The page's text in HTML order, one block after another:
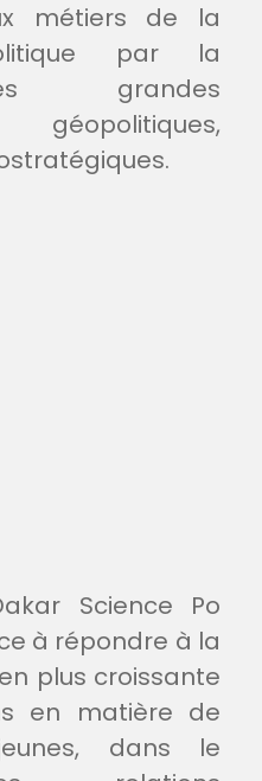
métiers de la
par la
grandes
géopolitiques,
Science Po
à répondre à la
plus croissante
en matière de
dans le